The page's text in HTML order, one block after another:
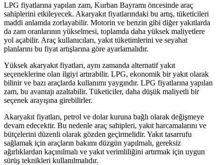
LPG fiyatlarına yapılan zam, Kurban Bayramı öncesinde araç
sahiplerini etkileyecek. Akaryakıt fiyatlarındaki bu artış, tüketicileri
maddi anlamda zorlayabilir. Motorin ve benzin gibi diğer yakıtlarda
da zam oranlarının yükselmesi, toplamda daha yüksek maliyetlere
yol açabilir. Araç kullanıcıları, yakıt tüketimlerini ve seyahat
planlarını bu fiyat artışlarına göre ayarlamalıdır.
Yüksek akaryakıt fiyatları, aynı zamanda alternatif yakıt
seçeneklerine olan ilgiyi artırabilir. LPG, ekonomik bir yakıt olarak
bilinir ve bazı araçlarda kullanımı yaygındır. LPG fiyatlarına yapılan
zam, bu avantajı azaltabilir. Tüketiciler, daha düşük maliyetli bir
seçenek arayışına girebilirler.
Akaryakıt fiyatları, petrol ve dolar kuruna bağlı olarak değişmeye
devam edecektir. Bu nedenle araç sahipleri, yakıt harcamalarını ve
bütçelerini düzenli olarak gözden geçirmelidir. Yakıt tasarrufu
sağlamak için araçların bakımı düzgün yapılmalı, gereksiz
ağırlıklardan kaçınılmalı ve yakıt verimliliğini artırmak için uygun
sürüş teknikleri kullanılmalıdır.